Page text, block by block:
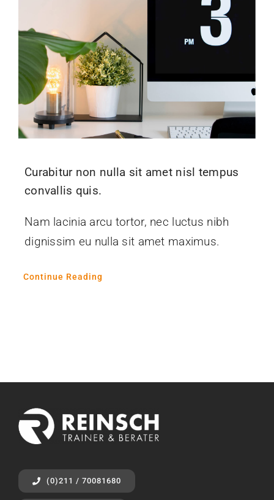
Curabitur non nulla sit amet nisl tempus
convallis quis.
Nam lacinia arcu tortor, nec luctus nibh
dignissim eu nulla sit amet maximus.
Continue Reading
(0)211 / 70081680